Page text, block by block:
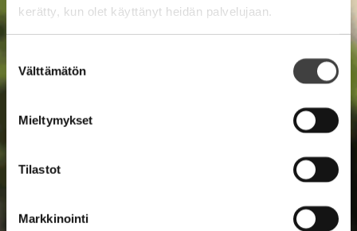
kerätty, kun olet käyttänyt heidän palvelujaan.
valinta
Välttämätön
Mieltymykset
Tilastot
Markkinointi